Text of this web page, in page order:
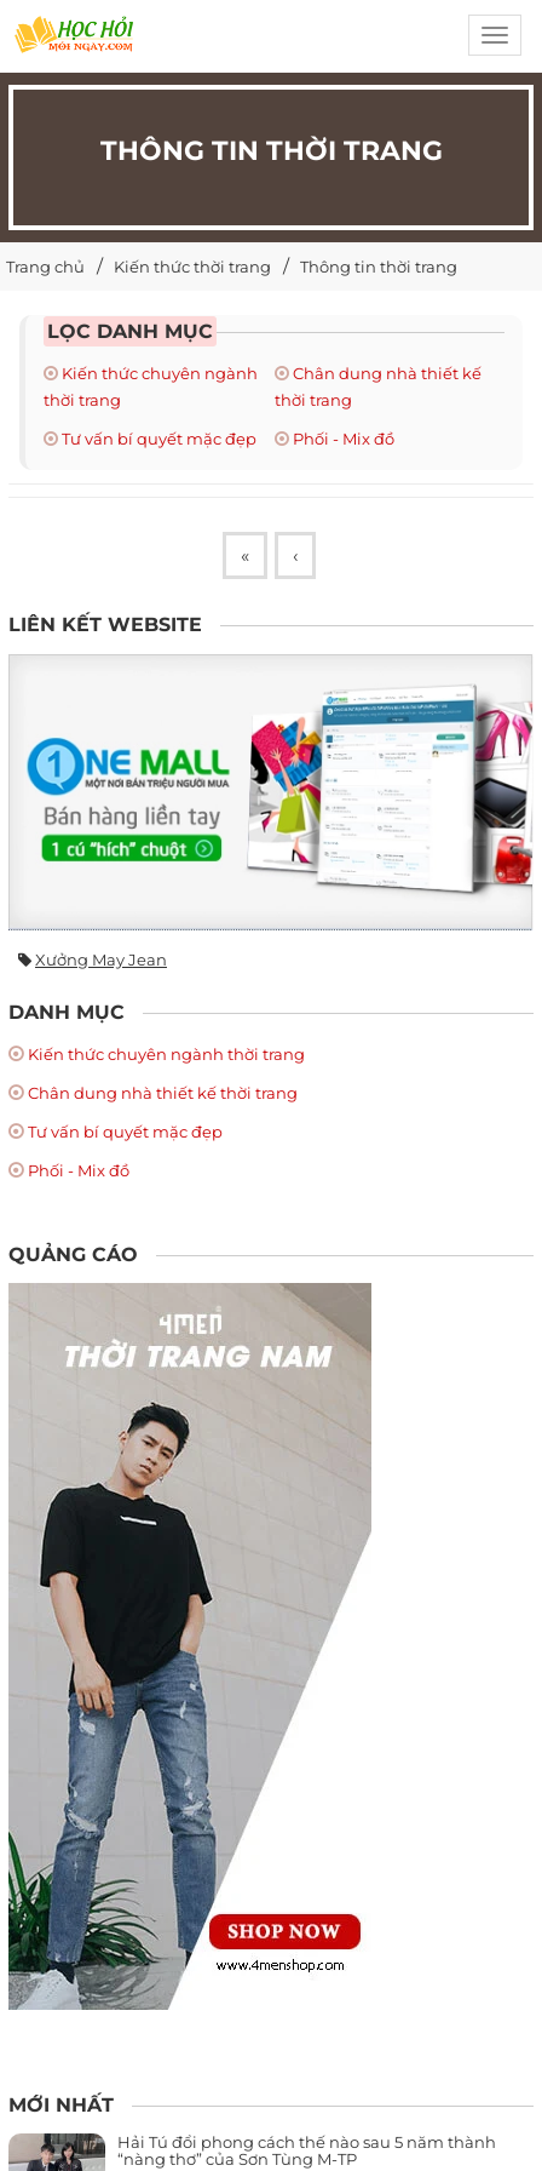
THÔNG TIN THỜI TRANG
Trang chủ Kiến thức thời trang Thông tin thời trang
LỌC DANH MỤC
Kiến thức chuyên ngành
thời trang
Chân dung nhà thiết kế
thời trang
Tư vấn bí quyết mặc đẹp
Phối - Mix đồ
« ‹
LIÊN KẾT WEBSITE
Xưởng May Jean
DANH MỤC
Kiến thức chuyên ngành thời trang
Chân dung nhà thiết kế thời trang
Tư vấn bí quyết mặc đẹp
Phối - Mix đồ
QUẢNG CÁO
MỚI NHẤT
Hải Tú đổi phong cách thế nào sau 5 năm thành
“nàng thơ” của Sơn Tùng M-TP